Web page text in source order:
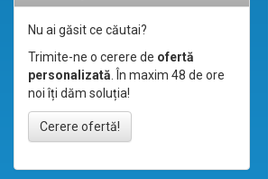
Nu ai găsit ce căutai?
Trimite-ne o cerere de ofertă
personalizată. În maxim 48 de ore
noi îți dăm soluția!
Cerere ofertă!